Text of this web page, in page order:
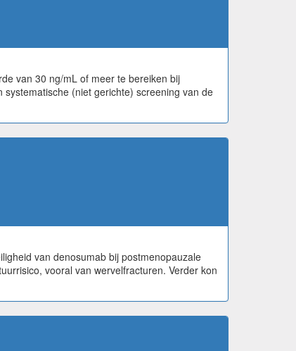
van 30 ng/mL of meer te bereiken bij
(niet gerichte) screening van de
van denosumab bij postmenopauzale
vooral van wervelfracturen. Verder kon